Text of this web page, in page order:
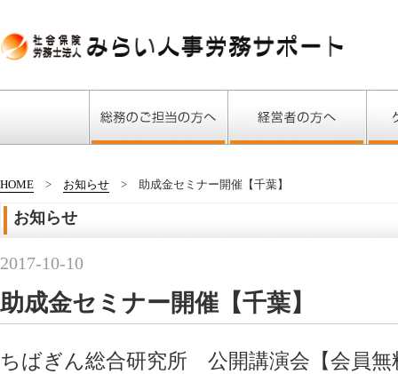
HOME お知らせ 助成金セミナー開催【千葉】
お知らせ
2017-10-10
助成金セミナー開催【千葉】
ちばぎん総合研究所 公開講演会【会員無